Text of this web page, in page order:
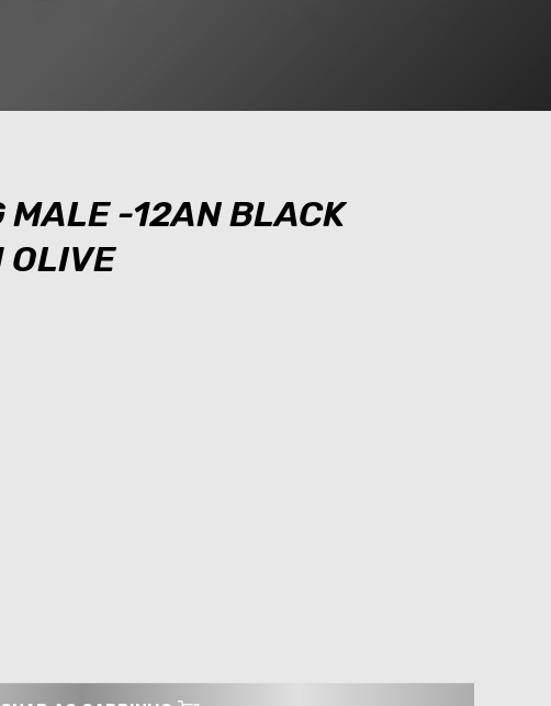
-12AN BLACK
OLIVE